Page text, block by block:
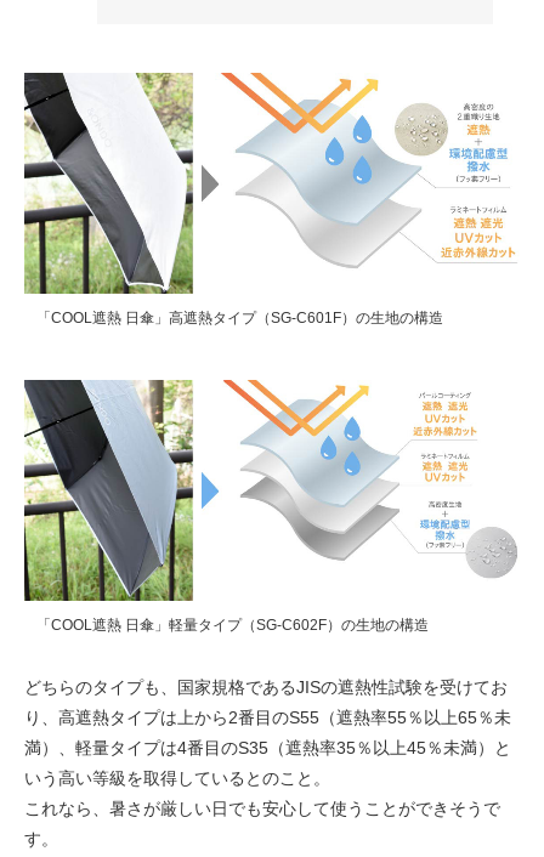
「COOL遮熱 日傘」高遮熱タイプ（SG-C601F）の生地の構造
「COOL遮熱 日傘」軽量タイプ（SG-C602F）の生地の構造
どちらのタイプも、国家規格であるJISの遮熱性試験を受けてお
り、高遮熱タイプは上から2番目のS55（遮熱率55％以上65％未
満）、軽量タイプは4番目のS35（遮熱率35％以上45％未満）と
いう高い等級を取得しているとのこと。
これなら、暑さが厳しい日でも安心して使うことができそうで
す。